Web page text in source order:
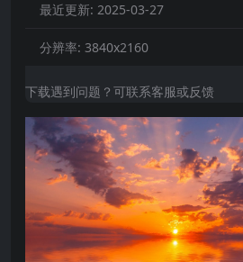
最近更新: 2025-03-27
分辨率: 3840x2160
下载遇到问题？可联系客服或反馈